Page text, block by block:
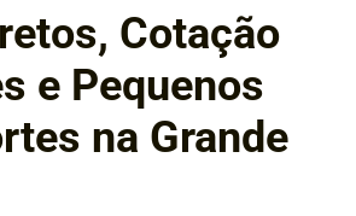
Cotação
e Pequenos
na Grande